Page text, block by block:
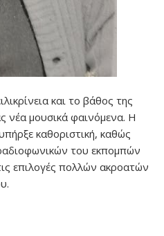
και το βάθος της
νέα μουσικά φαινόμενα. Η
καθοριστική, καθώς
του εκπομπών
επιλογές πολλών ακροατών